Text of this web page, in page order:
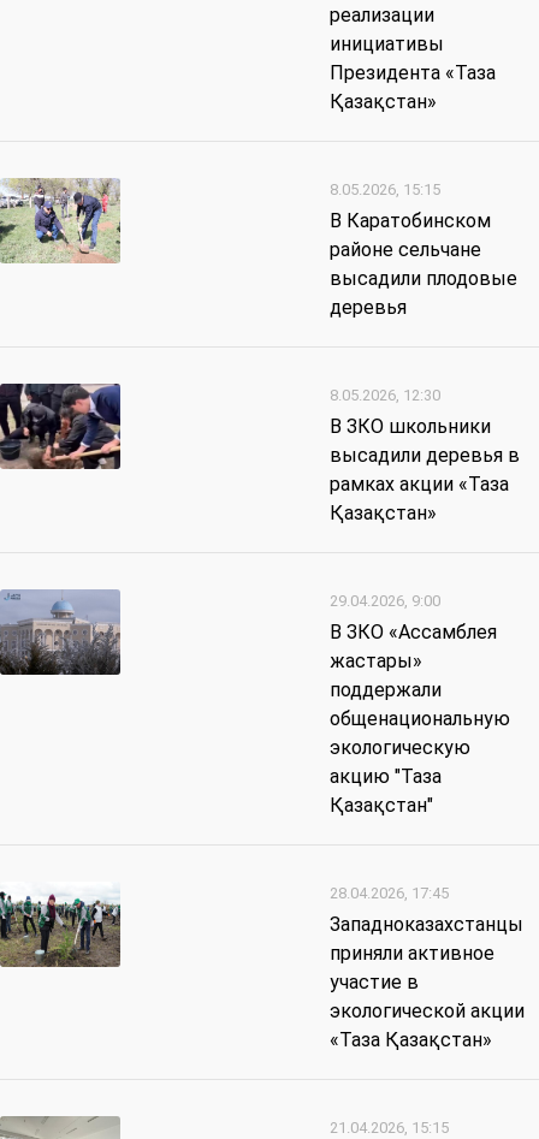
реализации
инициативы
Президента «Таза
Қазақстан»
8.05.2026, 15:15
В Каратобинском
районе сельчане
высадили плодовые
деревья
8.05.2026, 12:30
В ЗКО школьники
высадили деревья в
рамках акции «Таза
Қазақстан»
29.04.2026, 9:00
В ЗКО «Ассамблея
жастары»
поддержали
общенациональную
экологическую
акцию "Таза
Қазақстан"
28.04.2026, 17:45
Западноказахстанцы
приняли активное
участие в
экологической акции
«Таза Қазақстан»
21.04.2026, 15:15